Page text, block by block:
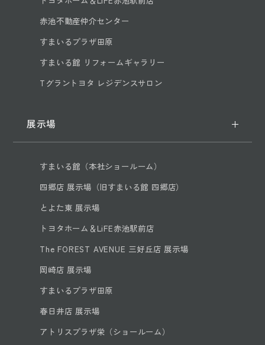
赤池不動産仲介センター
すまいるプラザ田原
すまいる館 リフォームギャラリー
Tグラントヨタ レジデンスサロン
展示場
すまいる館（本社ショールーム）
四郷店 展示場（旧すまいる館 四郷店）
とよた東 展示場
トヨタホーム＆LiFE赤池駅前店
The FOREST AVENUE 三好丘店 展示場
岡崎店 展示場
すまいるプラザ田原
春日井店 展示場
アトリスプラザ栄（ショールーム）